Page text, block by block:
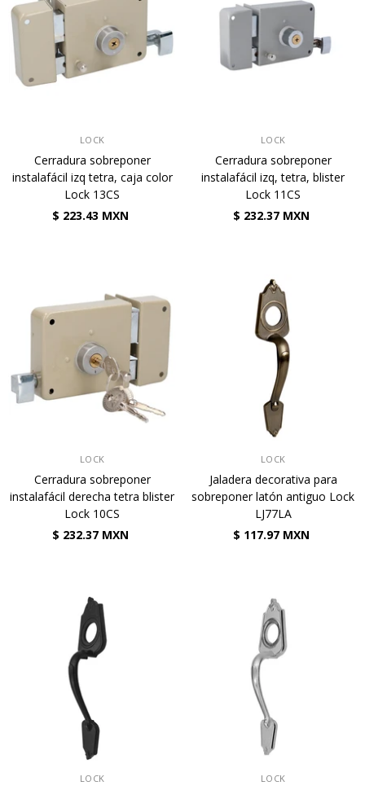
LOCK
Cerradura sobreponer
instalafácil izq tetra, caja color
Lock 13CS
$ 223.43 MXN
LOCK
Cerradura sobreponer
instalafácil izq, tetra, blister
Lock 11CS
$ 232.37 MXN
LOCK
Cerradura sobreponer
instalafácil derecha tetra blister
Lock 10CS
$ 232.37 MXN
LOCK
Jaladera decorativa para
sobreponer latón antiguo Lock
LJ77LA
$ 117.97 MXN
LOCK LOCK